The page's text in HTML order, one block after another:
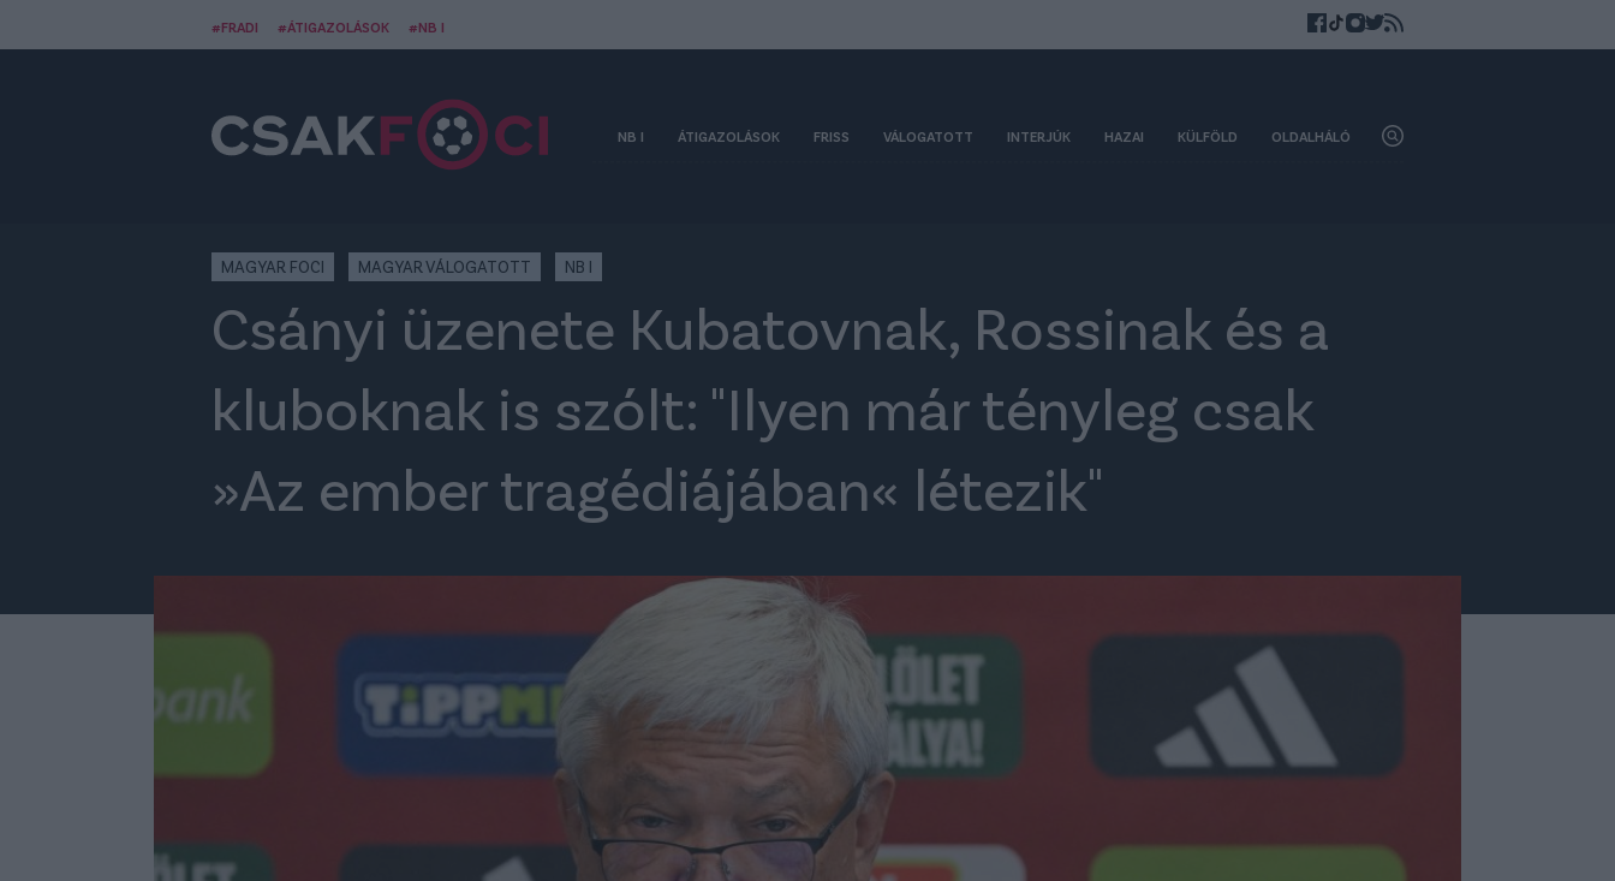
#FRADI #ÁTIGAZOLÁSOK #NB I
NB I ÁTIGAZOLÁSOK FRISS VÁLOGATOTT INTERJÚK HAZAI KÜLFÖLD OLDALHÁLÓ
MAGYAR FOCI MAGYAR VÁLOGATOTT NB I
Csányi üzenete Kubatovnak, Rossinak és a
kluboknak is szólt: "Ilyen már tényleg csak
»Az ember tragédiájában« létezik"